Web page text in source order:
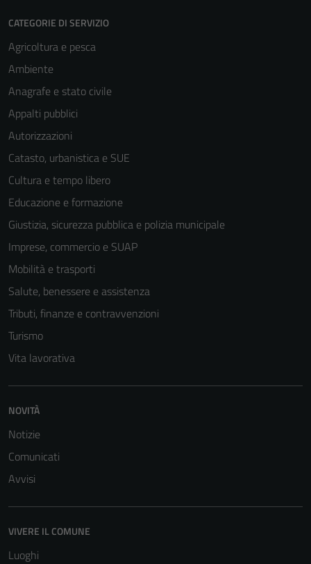
CATEGORIE DI SERVIZIO
Agricoltura e pesca
Ambiente
Anagrafe e stato civile
Appalti pubblici
Autorizzazioni
Catasto, urbanistica e SUE
Cultura e tempo libero
Educazione e formazione
Giustizia, sicurezza pubblica e polizia municipale
Imprese, commercio e SUAP
Mobilità e trasporti
Salute, benessere e assistenza
Tributi, finanze e contravvenzioni
Turismo
Vita lavorativa
NOVITÀ
Notizie
Comunicati
Avvisi
VIVERE IL COMUNE
Luoghi